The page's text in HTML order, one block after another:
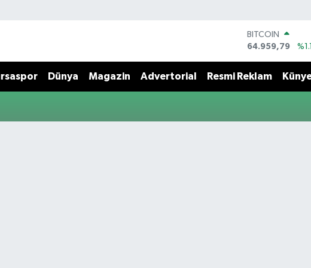
BITCOIN
64.959,79
47,7436
%0.18
Dünya Magazin Advertorial Resmi Reklam